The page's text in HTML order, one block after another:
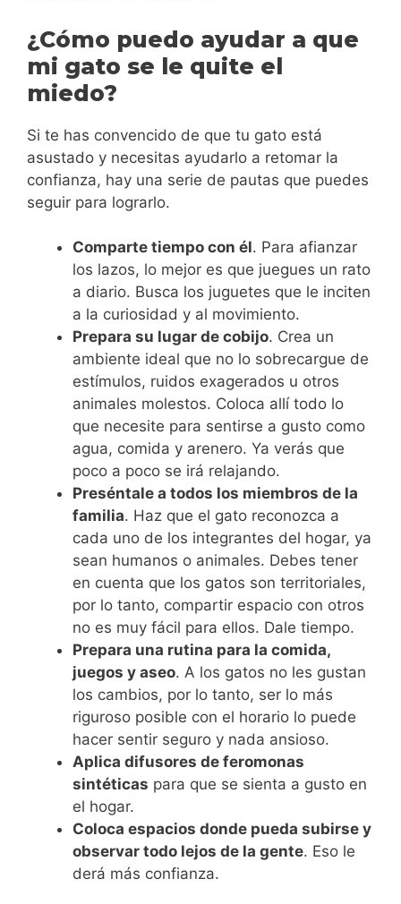
¿Cómo puedo ayudar a que
mi gato se le quite el
miedo?
Si te has convencido de que tu gato está
asustado y necesitas ayudarlo a retomar la
confianza, hay una serie de pautas que puedes
seguir para lograrlo.
Comparte tiempo con él. Para afianzar
los lazos, lo mejor es que juegues un rato
a diario. Busca los juguetes que le inciten
a la curiosidad y al movimiento.
Prepara su lugar de cobijo. Crea un
ambiente ideal que no lo sobrecargue de
estímulos, ruidos exagerados u otros
animales molestos. Coloca allí todo lo
que necesite para sentirse a gusto como
agua, comida y arenero. Ya verás que
poco a poco se irá relajando.
Preséntale a todos los miembros de la
familia. Haz que el gato reconozca a
cada uno de los integrantes del hogar, ya
sean humanos o animales. Debes tener
en cuenta que los gatos son territoriales,
por lo tanto, compartir espacio con otros
no es muy fácil para ellos. Dale tiempo.
Prepara una rutina para la comida,
juegos y aseo. A los gatos no les gustan
los cambios, por lo tanto, ser lo más
riguroso posible con el horario lo puede
hacer sentir seguro y nada ansioso.
Aplica difusores de feromonas
sintéticas para que se sienta a gusto en
el hogar.
Coloca espacios donde pueda subirse y
observar todo lejos de la gente. Eso le
derá más confianza.